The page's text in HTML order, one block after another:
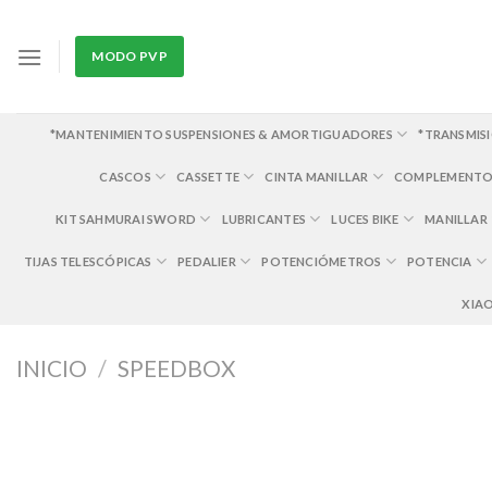
content
MODO PVP
*MANTENIMIENTO SUSPENSIONES & AMORTIGUADORES
CASCOS CASSETTE CINTA MANILLAR
KIT SAHMURAI SWORD LUBRICANTES LUCES BIKE MANILLAR
TIJAS TELESCÓPICAS PEDALIER POTENCIÓMETROS POTENCIA
INICIO / SPEEDBOX